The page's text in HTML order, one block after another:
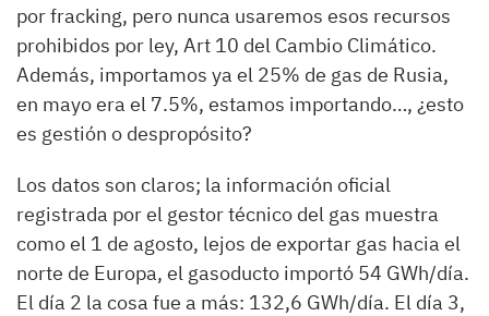
por fracking, pero nunca usaremos esos recursos
prohibidos por ley, Art 10 del Cambio Climático.
Además, importamos ya el 25% de gas de Rusia,
en mayo era el 7.5%, estamos importando…, ¿esto
es gestión o despropósito?
Los datos son claros; la información oficial
registrada por el gestor técnico del gas muestra
como el 1 de agosto, lejos de exportar gas hacia el
norte de Europa, el gasoducto importó 54 GWh/día.
El día 2 la cosa fue a más: 132,6 GWh/día. El día 3,